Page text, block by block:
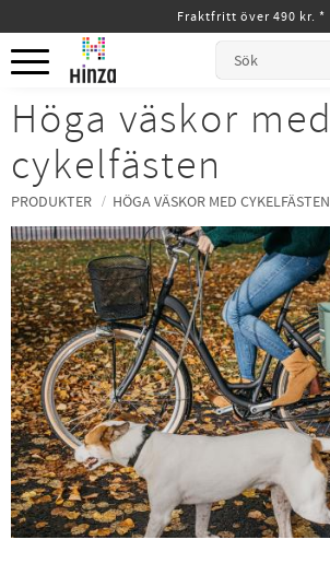
Meny
Fraktfritt över 490 kr. *
Höga väskor med
cykelfästen
PRODUKTER HÖGA VÄSKOR MED CYKELFÄSTEN